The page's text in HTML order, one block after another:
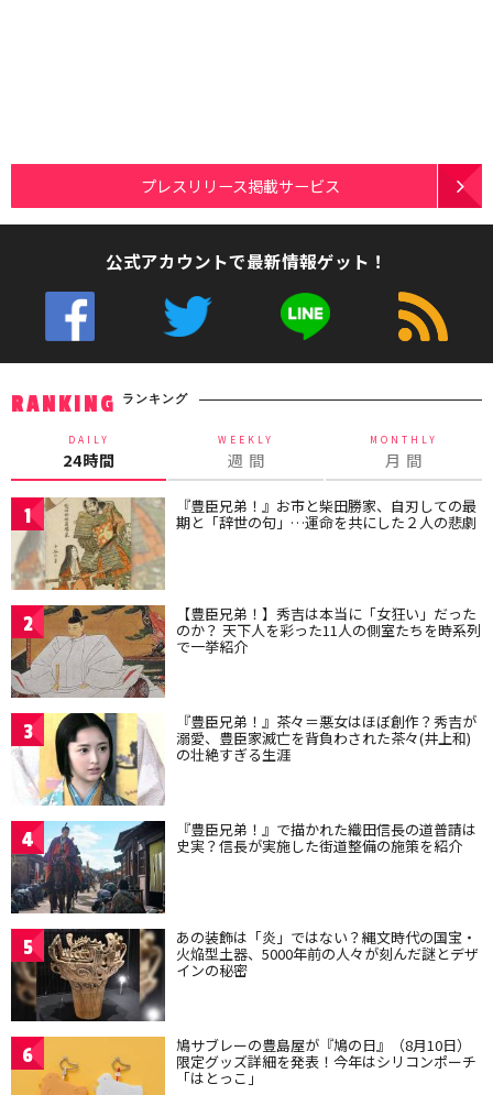
プレスリリース掲載サービス
公式アカウントで最新情報ゲット！
RANKING ランキング
DAILY
24時間
WEEKLY
週 間
MONTHLY
月 間
1 『豊臣兄弟！』お市と柴田勝家、自刃しての最
期と「辞世の句」…運命を共にした２人の悲劇
2 【豊臣兄弟！】秀吉は本当に「女狂い」だった
のか？ 天下人を彩った11人の側室たちを時系列
で一挙紹介
3 『豊臣兄弟！』茶々＝悪女はほぼ創作？秀吉が
溺愛、豊臣家滅亡を背負わされた茶々(井上和)
の壮絶すぎる生涯
4 『豊臣兄弟！』で描かれた織田信長の道普請は
史実？信長が実施した街道整備の施策を紹介
5 あの装飾は「炎」ではない？縄文時代の国宝・
火焔型土器、5000年前の人々が刻んだ謎とデザ
インの秘密
6 鳩サブレーの豊島屋が『鳩の日』（8月10日）
限定グッズ詳細を発表！今年はシリコンポーチ
「はとっこ」